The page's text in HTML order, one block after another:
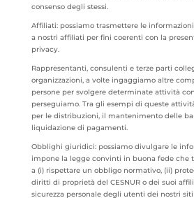
consenso degli stessi.
Affiliati: possiamo trasmettere le
a nostri affiliati per fini coerenti con la
privacy.
Rappresentanti, consulenti e terze parti
organizzazioni, a volte ingaggiamo altre
persone per svolgere determinate attività
perseguiamo. Tra gli esempi di queste
per le distribuzioni, il mantenimento delle
liquidazione di pagamenti.
Obblighi giuridici: possiamo divulgare le
impone la legge convinti in buona fede che
a (i) rispettare un obbligo normativo, (ii)
diritti di proprietà del CESNUR o dei suoi
sicurezza personale degli utenti dei nostri siti